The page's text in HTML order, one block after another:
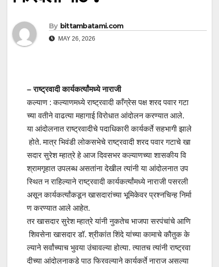
By bittambatami.com
MAY 26, 2026
– राष्ट्रवादी कार्यकर्त्यांमध्ये नाराजी
कल्याण : कल्याणमध्ये राष्ट्रवादी काँग्रेस पक्ष शरद पवार गटा
च्या वतीने वाढत्या महागाई विरोधात आंदोलन करण्यात आले.
या आंदोलनात राष्ट्रवादीचे पदाधिकारी कार्यकर्ते सहभागी झाले
होते. मात्र भिवंडी लोकसभेचे राष्ट्रवादी शरद पवार गटाचे खा
सदार सुरेश म्हात्रे हे आज दिवसभर कल्याणच्या शासकीय वि
श्रामगृहात उपलब्ध असतांना देखील त्यांनी या आंदोलनात उप
स्थित न राहिल्याने राष्ट्रवादी कार्यकर्त्यांमध्ये नाराजी पसरली
असून कार्यकर्त्यांकडून खासदारांच्या भूमिकेवर प्रश्नचिन्ह निर्मा
ण करण्यात आले आहेत.
तर खासदार सुरेश म्हात्रे यांनी नुकतेच भाजपा सरपंचांचे आणि
शिवसेना खासदार डॉ. श्रीकांत शिंदे यांच्या कामाचे कौतुक के
ल्याने सर्वांच्याच भुवया उंचावल्या होत्या. त्यातच त्यांनी राष्ट्रवा
दीच्या आंदोलनाकडे पाठ फिरवल्याने कार्यकर्ते नाराज असल्या